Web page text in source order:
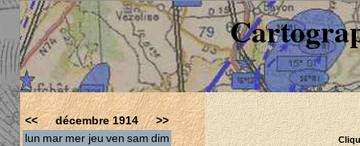
<< décembre 1914
>>
lun mar mer jeu ven sam dim